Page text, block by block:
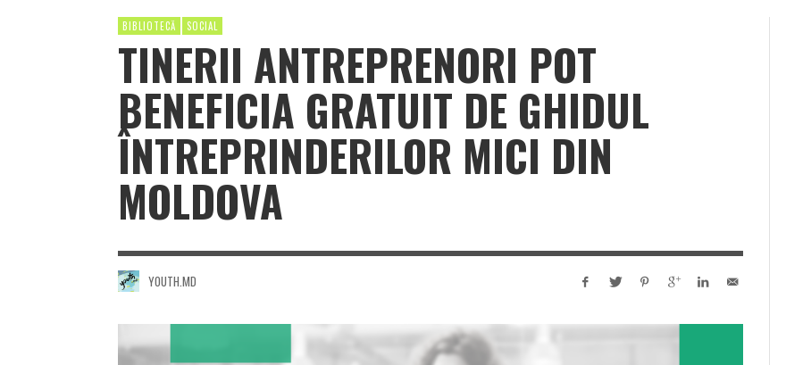
BIBLIOTECĂ SOCIAL
TINERII ANTREPRENORI POT
BENEFICIA GRATUIT DE GHIDUL
ÎNTREPRINDERILOR MICI DIN
MOLDOVA
YOUTH.MD